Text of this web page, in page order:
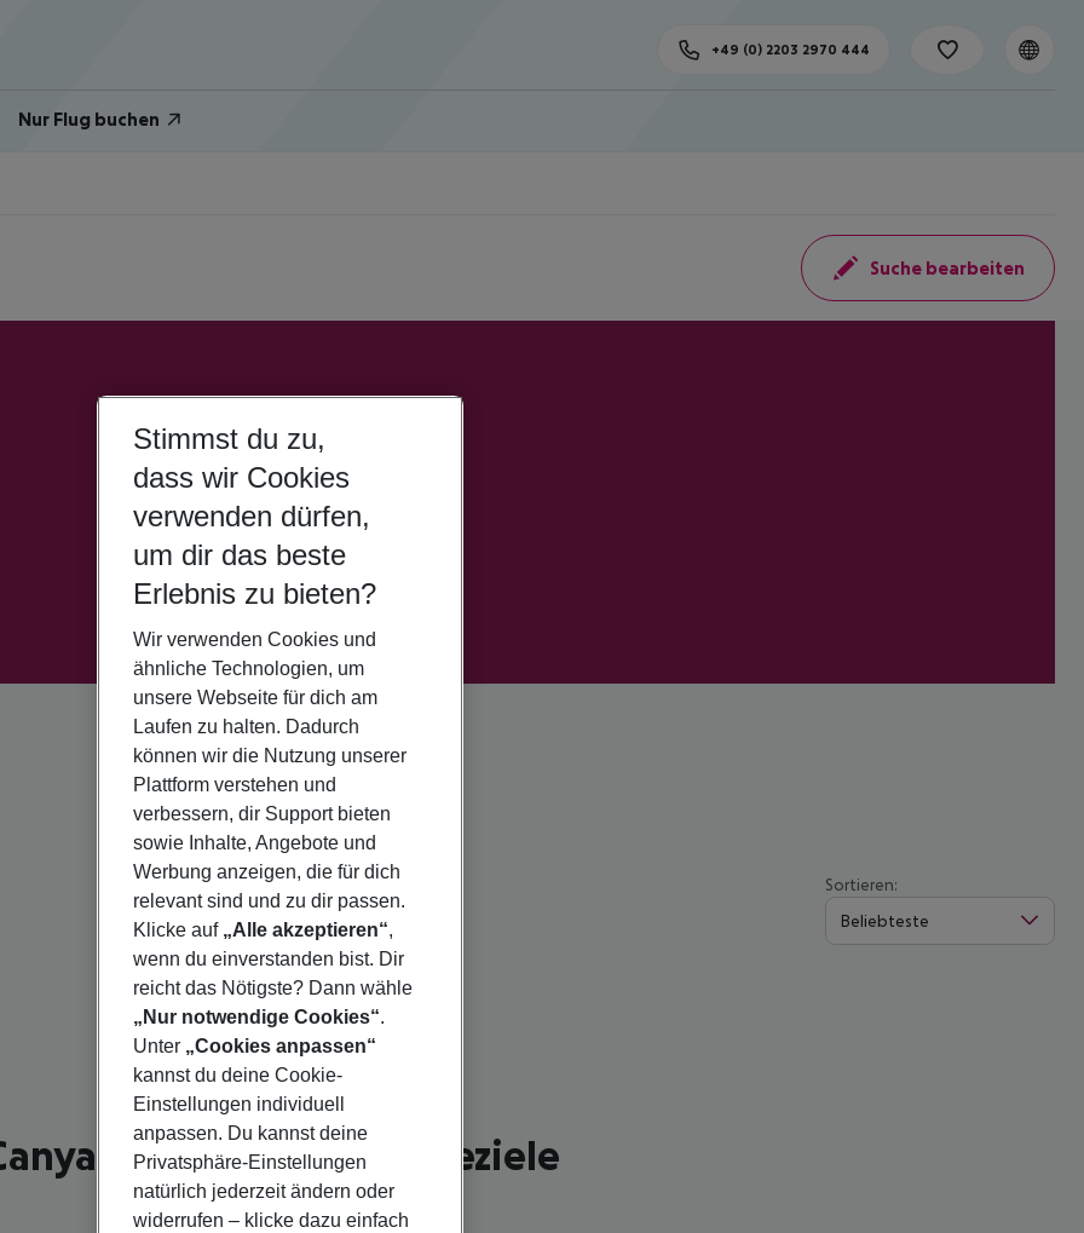
Nur Flug buchen
+49 (0) 2203 2970 444
Suche bearbeiten
Sortieren:
Beliebteste
- schönste Reiseziele
Stimmst du zu,
dass wir Cookies
verwenden dürfen,
um dir das beste
Erlebnis zu bieten?
Wir verwenden Cookies und
ähnliche Technologien, um
unsere Webseite für dich am
Laufen zu halten. Dadurch
können wir die Nutzung unserer
Plattform verstehen und
verbessern, dir Support bieten
sowie Inhalte, Angebote und
Werbung anzeigen, die für dich
relevant sind und zu dir passen.
Klicke auf „Alle akzeptieren“,
wenn du einverstanden bist. Dir
reicht das Nötigste? Dann wähle
„Nur notwendige Cookies“.
Unter „Cookies anpassen“
kannst du deine Cookie-
Einstellungen individuell
anpassen. Du kannst deine
Privatsphäre-Einstellungen
natürlich jederzeit ändern oder
widerrufen – klicke dazu einfach